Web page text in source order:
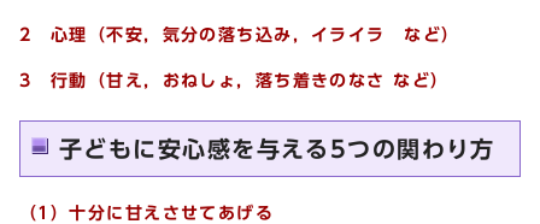
2 心理（不安，気分の落ち込み，イライラ など）
3 行動（甘え，おねしょ，落ち着きのなさ など）
⼦どもに安心感を与える5つの関わり方
（1）十分に甘えさせてあげる